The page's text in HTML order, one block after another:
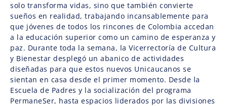
solo transforma vidas, sino que también convierte
sueños en realidad, trabajando incansablemente para
que jóvenes de todos los rincones de Colombia accedan
a la educación superior como un camino de esperanza y
paz. Durante toda la semana, la Vicerrectoría de Cultura
y Bienestar desplegó un abanico de actividades
diseñadas para que estos nuevos Unicaucanos se
sientan en casa desde el primer momento. Desde la
Escuela de Padres y la socialización del programa
PermaneSer, hasta espacios liderados por las divisiones